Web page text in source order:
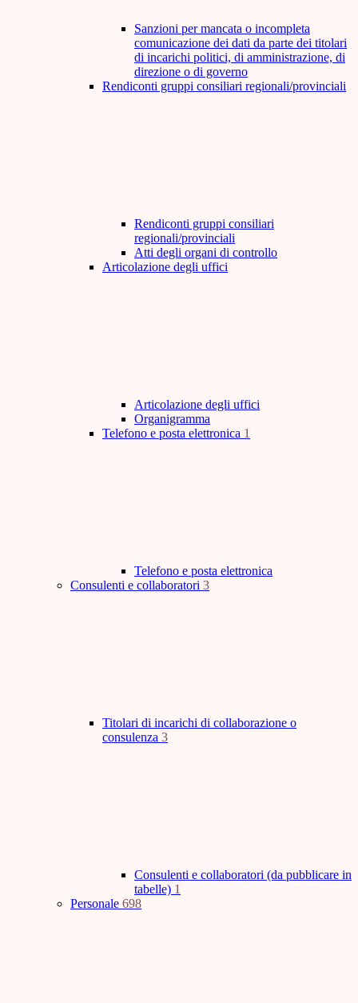
Sanzioni per mancata o incompleta
comunicazione dei dati da parte dei titolari
di incarichi politici, di amministrazione, di
direzione o di governo
Rendiconti gruppi consiliari regionali/provinciali
Rendiconti gruppi consiliari
regionali/provinciali
Atti degli organi di controllo
Articolazione degli uffici
Articolazione degli uffici
Organigramma
Telefono e posta elettronica 1
Telefono e posta elettronica
Consulenti e collaboratori 3
Titolari di incarichi di collaborazione o
consulenza 3
Consulenti e collaboratori (da pubblicare in
tabelle) 1
Personale 698